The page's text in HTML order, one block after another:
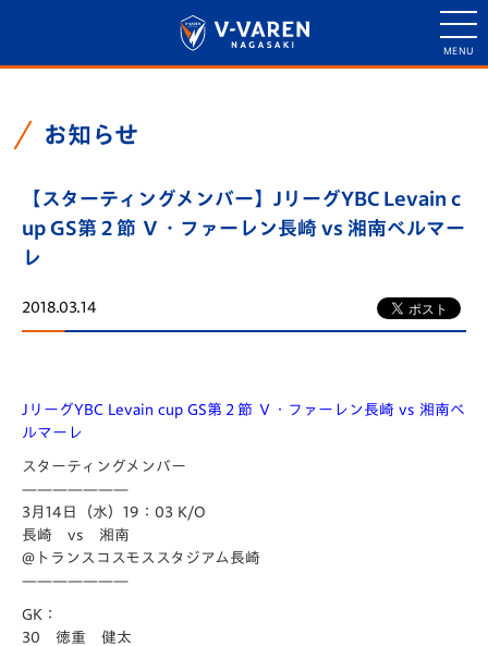
お知らせ
【スターティングメンバー】JリーグYBC Levain c
up GS第２節 Ｖ・ファーレン長崎 vs 湘南ベルマー
レ
2018.03.14
JリーグYBC Levain cup GS第２節 Ｖ・ファーレン長崎 vs 湘南ベ
ルマーレ
スターティングメンバー
———————
3月14日（水）19：03 K/O
長崎 vs 湘南
@トランスコスモススタジアム長崎
———————
GK：
30 徳重 健太